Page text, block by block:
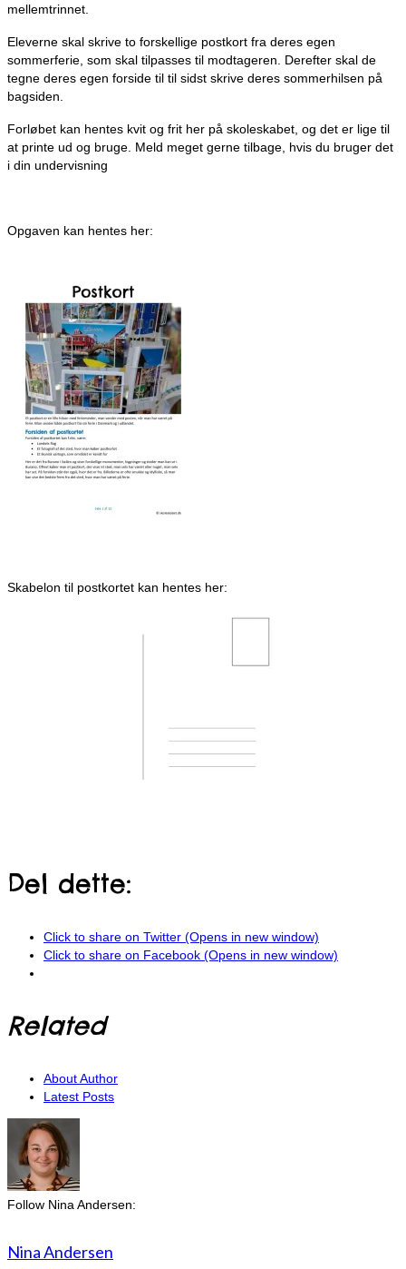
mellemtrinnet.
Eleverne skal skrive to forskellige postkort fra deres egen
sommerferie, som skal tilpasses til modtageren. Derefter skal de
tegne deres egen forside til til sidst skrive deres sommerhilsen på
bagsiden.
Forløbet kan hentes kvit og frit her på skoleskabet, og det er lige til
at printe ud og bruge. Meld meget gerne tilbage, hvis du bruger det
i din undervisning
Opgaven kan hentes her:
Skabelon til postkortet kan hentes her:
Del dette:
Click to share on Twitter (Opens in new window)
Click to share on Facebook (Opens in new window)
Related
About Author
Latest Posts
Follow Nina Andersen:
Nina Andersen